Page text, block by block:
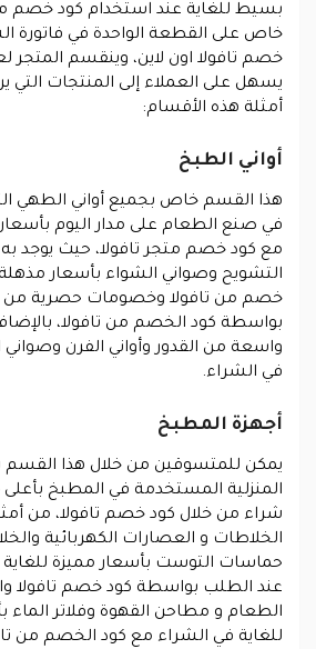
بسيط للغاية عند استخدام كود خصم
خاص على القطعة الواحدة في فاتورة
خصم تافولا اون لاين، وينقسم المتجر
يسهل على العملاء إلى المنتجات التي
أمثلة هذه الأقسام:
أواني الطبخ
هذا القسم خاص بجميع أواني الطهي
في صنع الطعام على مدار اليوم
مع كود خصم متجر تافولا، حيث يوجد به
التشويح وصواني الشواء بأسعار
خصم من تافولا وخصومات حصرية من
بواسطة كود الخصم من تافولا،
واسعة من القدور وأواني الفرن
في الشراء.
أجهزة المطبخ
يمكن للمتسوقين من خلال هذا القسم
المنزلية المستخدمة في المطبخ
شراء من خلال كود خصم تافولا، من
الخلاطات و العصارات الكهربائية
حماسات التوست بأسعار مميزة
عند الطلب بواسطة كود خصم تافولا
الطعام و مطاحن القهوة وفلاتر
للغاية في الشراء مع كود الخصم من